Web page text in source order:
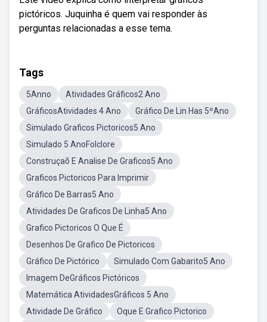
pictóricos. Juquinha é quem vai responder às
perguntas relacionadas a esse tema.
Tags
5Anno
Atividades Gráficos2 Ano
GráficosAtividades 4 Ano
Gráfico De Lin Has 5ºAno
Simulado Graficos Pictoricos5 Ano
Simulado 5 AnoFolclore
Construçaõ E Analise De Graficos5 Ano
Graficos Pictoricos Para Imprimir
Gráfico De Barras5 Ano
Atividades De Graficos De Linha5 Ano
Grafico Pictoricos O Que É
Desenhos De Grafico De Pictoricos
Gráfico De Pictórico
Simulado Com Gabarito5 Ano
Imagem DeGráficos Pictóricos
Matemática AtividadesGráficos 5 Ano
Atividade De Gráfico
Oque E Grafico Pictorico